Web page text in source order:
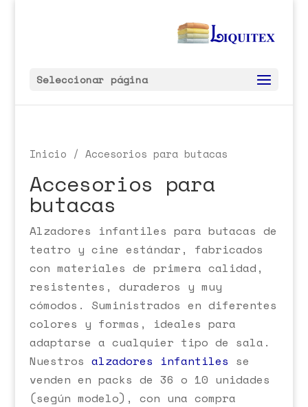
Seleccionar página
Inicio / Accesorios para butacas
Accesorios para
butacas
Alzadores infantiles para butacas de
teatro y cine estándar, fabricados
con materiales de primera calidad,
resistentes, duraderos y muy
cómodos. Suministrados en diferentes
colores y formas, ideales para
adaptarse a cualquier tipo de sala.
Nuestros alzadores infantiles se
venden en packs de 36 o 10 unidades
(según modelo), con una compra